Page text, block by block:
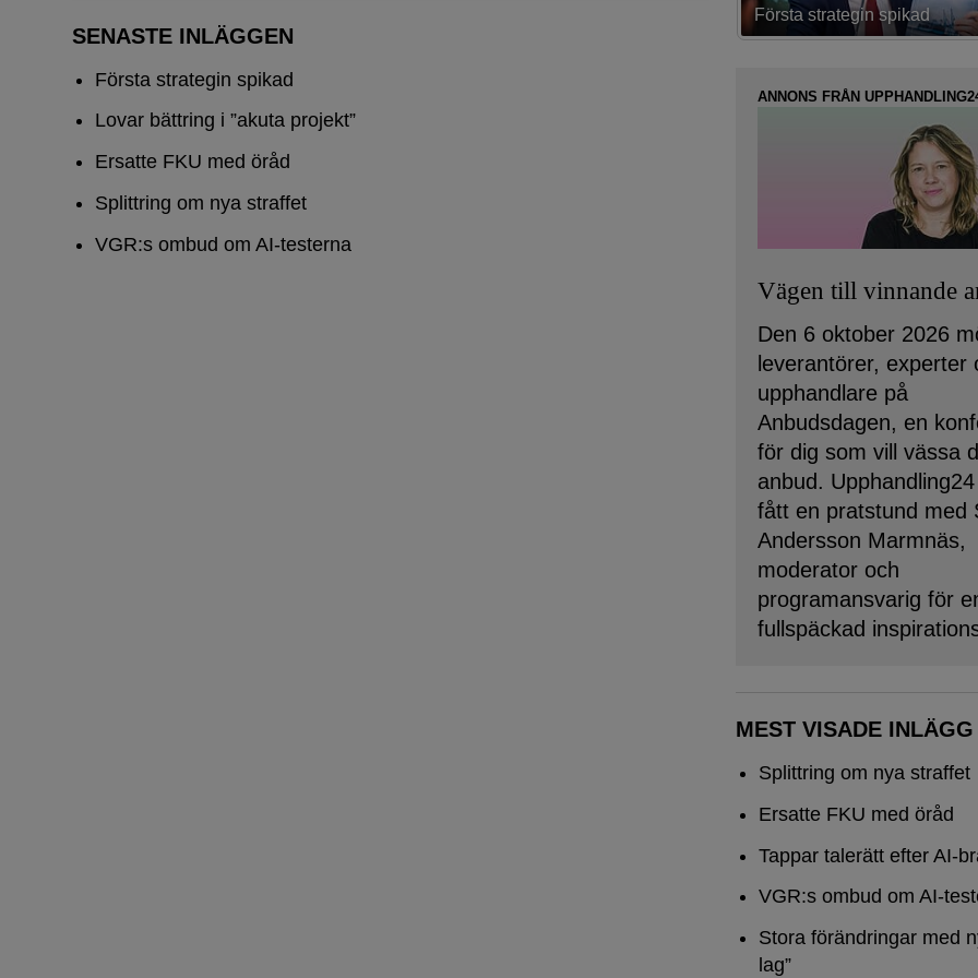
SENASTE INLÄGGEN
Första strategin spikad
Lovar bättring i ”akuta projekt”
Ersatte FKU med öråd
Splittring om nya straffet
VGR:s ombud om AI-testerna
Lovar bättring i ”akuta
ANNONS FRÅN
Vägen till vinnande
Den 6 oktober 2026
leverantörer, experter
upphandlare på
Anbudsdagen, en
för dig som vill vässa
anbud.
fått en pratstund med
Andersson Marmnäs,
moderator och
programansvarig för
fullspäckad
MEST VISADE INLÄGG
Splittring om nya straffet
Ersatte FKU med öråd
Tappar talerätt efter AI-
VGR:s ombud om AI-
Stora förändringar med
lag”